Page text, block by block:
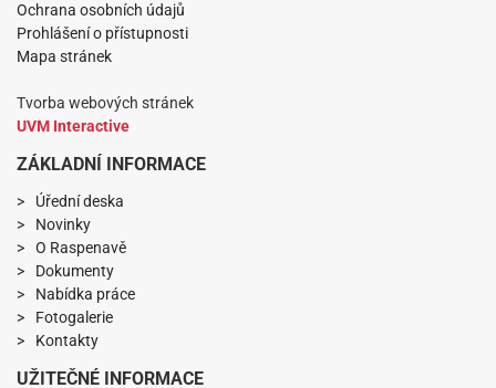
Ochrana osobních údajů
Prohlášení o přístupnosti
Mapa stránek
Tvorba webových stránek
UVM Interactive
ZÁKLADNÍ INFORMACE
Úřední deska
Novinky
O Raspenavě
Dokumenty
Nabídka práce
Fotogalerie
Kontakty
UŽITEČNÉ INFORMACE